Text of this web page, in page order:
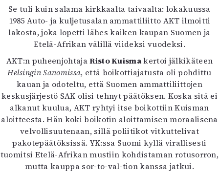
5/2025
Lehtiarkisto
Info
Tilaus ja irtonumerot
Yhteistyössä
Toimitus
Mediatiedot
Kaltio ry
Se tuli kuin salama kirkkaalta taivaalta: lokakuussa
1985 Auto- ja kuljetusalan ammattiliitto AKT ilmoitti
lakosta, joka lopetti lähes kaiken kaupan Suomen ja
Etelä-Afrikan välillä viideksi vuodeksi.
AKT:n puheenjohtajaRisto Kuismakertoi jälkikäteen
Helsingin Sanomissa, että boikottiajatusta oli pohdittu
kauan ja odoteltu, että Suomen ammattiliittojen
keskusjärjestö SAK olisi tehnyt päätöksen. Koska sitä ei
alkanut kuulua, AKT ryhtyi itse boikottiin Kuisman
aloitteesta. Hän koki boikotin aloittamisen moraalisena
velvollisuutenaan, sillä poliitikot vitkuttelivat
pakotepäätöksissä. YK:ssa Suomi kyllä virallisesti
tuomitsi Etelä-Afrikan mustiin kohdistaman rotusorron,
mutta kauppa sor-to-val-tion kanssa jatkui.